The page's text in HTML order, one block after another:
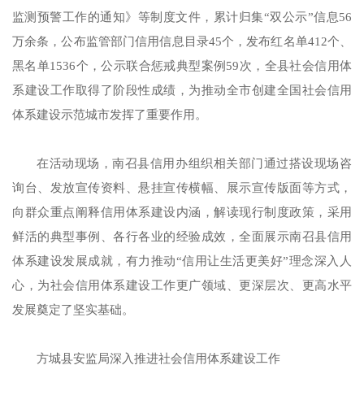
监测预警工作的通知》等制度文件，累计归集“双公示”信息56
万余条，公布监管部门信用信息目录45个，发布红名单412个、
黑名单1536个，公示联合惩戒典型案例59次，全县社会信用体
系建设工作取得了阶段性成绩，为推动全市创建全国社会信用
体系建设示范城市发挥了重要作用。
在活动现场，南召县信用办组织相关部门通过搭设现场咨
询台、发放宣传资料、悬挂宣传横幅、展示宣传版面等方式，
向群众重点阐释信用体系建设内涵，解读现行制度政策，采用
鲜活的典型事例、各行各业的经验成效，全面展示南召县信用
体系建设发展成就，有力推动“信用让生活更美好”理念深入人
心，为社会信用体系建设工作更广领域、更深层次、更高水平
发展奠定了坚实基础。
方城县安监局深入推进社会信用体系建设工作